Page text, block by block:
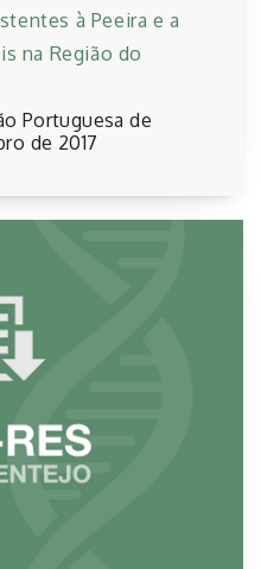
à Peeira e a
na Região do
Portuguesa de
de 2017